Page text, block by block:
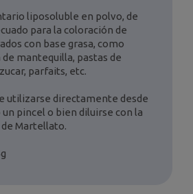
liposoluble en polvo, de
para la coloración de
con base grasa, como
mantequilla, pastas de
parfaits, etc.
utilizarse directamente desde
un pincel o bien diluirse con la
Martellato.